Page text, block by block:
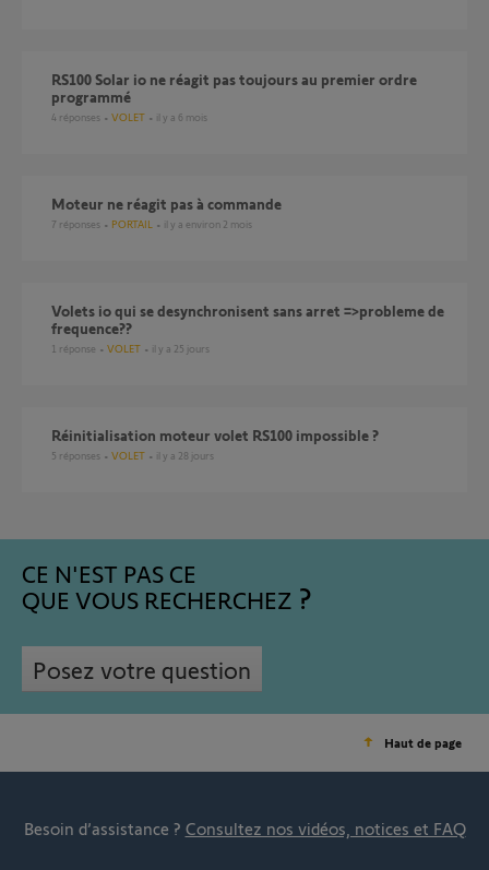
RS100 Solar io ne réagit pas toujours au premier ordre
programmé
4 réponses VOLET il y a 6 mois
Moteur ne réagit pas à commande
7 réponses PORTAIL il y a environ 2 mois
volets io qui se desynchronisent sans arret =>probleme de
frequence??
1 réponse VOLET il y a 25 jours
Réinitialisation moteur volet RS100 impossible ?
5 réponses VOLET il y a 28 jours
CE N'EST PAS CE
QUE VOUS RECHERCHEZ
Posez votre question
Haut de page
Besoin d’assistance ? Consultez nos vidéos, notices et FAQ